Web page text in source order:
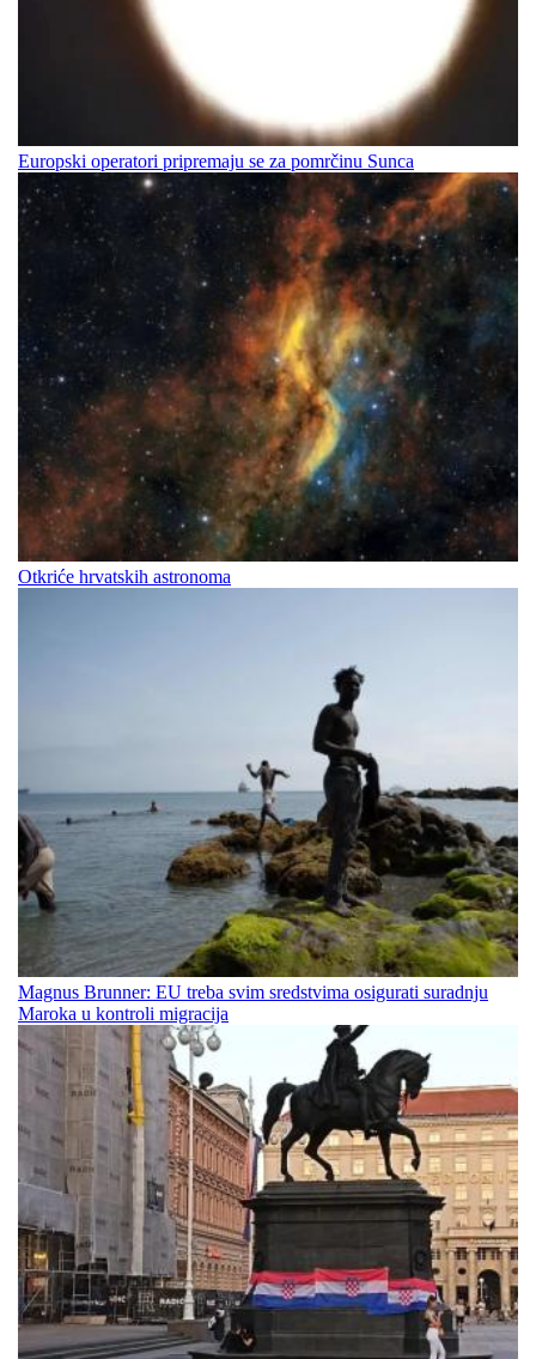
Europski operatori pripremaju se za pomrčinu Sunca
Otkriće hrvatskih astronoma
Magnus Brunner: EU treba svim sredstvima osigurati suradnju
Maroka u kontroli migracija